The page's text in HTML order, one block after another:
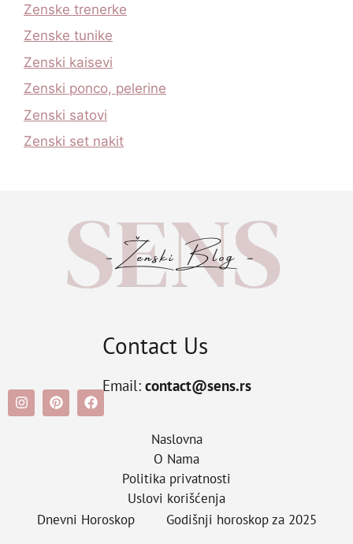
Zenske trenerke
Zenske tunike
Zenski kaisevi
Zenski ponco, pelerine
Zenski satovi
Zenski set nakit
Contact Us
Email: contact@sens.rs
Naslovna
O Nama
Politika privatnosti
Uslovi korišćenja
Dnevni Horoskop
Godišnji horoskop za 2025